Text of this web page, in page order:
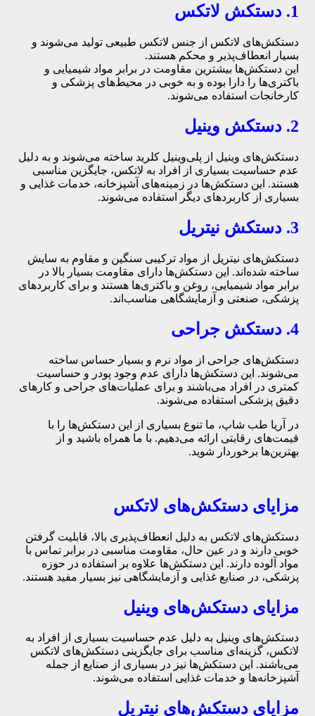
1. دستکش لاتکس
دستکش‌های لاتکس از جنس لاتکس طبیعی تولید می‌شوند و
بسیار انعطاف‌پذیر و محکم هستند.
این دستکش‌ها بیشترین مقاومت در برابر مواد شیمیایی و
باکتری‌ها را دارا بوده و به خوبی در محیط‌های پزشکی و
کارخانجات استفاده می‌شوند.
2. دستکش وینیل
دستکش‌های وینیل از پلی‌وینیل کلرید ساخته می‌شوند و به دلیل
عدم حساسیت بسیاری از افراد به لاتکس، جایگزین مناسبی
هستند. این دستکش‌ها در زمینه‌های آشپزخانه، خدمات غذایی و
بسیاری از کاربردهای دیگر استفاده می‌شوند.
3. دستکش نیتریل
دستکش‌های نیتریل از مواد ترکیبی سنگین و مقاوم به سایش
ساخته شده‌اند. این دستکش‌ها دارای مقاومت بسیار بالا در
برابر مواد شیمیایی، روغن و باکتری‌ها هستند و برای کاربردهای
پزشکی، صنعتی و آزمایشگاهی مناسب‌اند.
4. دستکش جراحی
دستکش‌های جراحی از مواد نرم و بسیار حساس ساخته
می‌شوند. این دستکش‌ها دارای عدم وجود پودر و حساسیت
کمتری در افراد می‌باشند و برای عملیات‌های جراحی و کارهای
دقیق پزشکی استفاده می‌شوند.
در آریا طب شاپ، ما تنوع بسیاری از این دستکش‌ها را با
قیمت‌های رقابتی ارائه می‌دهیم. با ما همراه باشید و از
بهترین‌ها برخوردار شوید.
مزایای دستکش‌های لاتکس
دستکش‌های لاتکس به دلیل انعطاف‌پذیری بالا، قابلیت گرفتن
خوبی دارند و در عین حال، مقاومت مناسبی در برابر تماس با
مواد آلوده دارند. این دستکش‌ها علاوه بر استفاده در حوزه
پزشکی، در صنایع غذایی و آزمایشگاهی نیز بسیار مفید هستند.
مزایای دستکش‌های وینیل
دستکش‌های وینیل به دلیل عدم حساسیت بسیاری از افراد به
لاتکس، گزینه‌ای مناسب برای جایگزینی دستکش‌های لاتکس
می‌باشند. این دستکش‌ها نیز در بسیاری از صنایع از جمله
آشپزخانه‌ها و خدمات غذایی استفاده می‌شوند.
مزایای دستکش‌های نیتریل